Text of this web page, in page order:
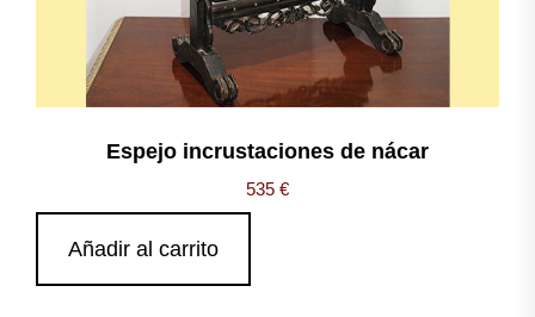
Espejo incrustaciones de nácar
535 €
Añadir al carrito